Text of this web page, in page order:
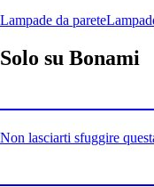
Lampade da parete
Solo su Bonami
Non lasciarti sfuggire